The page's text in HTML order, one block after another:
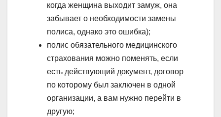
когда женщина выходит замуж, она
забывает о необходимости замены
полиса, однако это ошибка);
полис обязательного медицинского
страхования можно поменять, если
есть действующий документ, договор
по которому был заключен в одной
организации, а вам нужно перейти в
другую;